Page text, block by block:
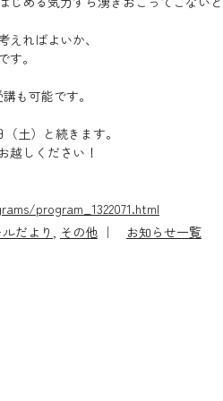
ればよいか、
。
も可能です。
土）と続きます。
越しください！
rams/program_1322071.html
だより , その他 ｜ お知らせ一覧